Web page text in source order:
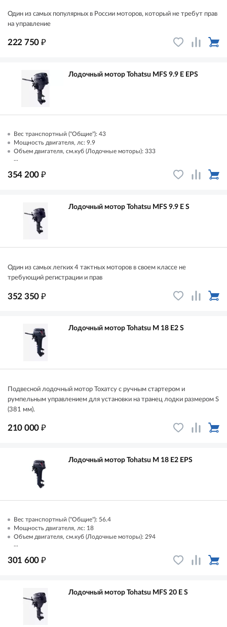
Один из самых популярных в России моторов, который не требут прав
на управление
222 750 ₽
Лодочный мотор Tohatsu MFS 9.9 E EPS
Вес транспортный ("Общие"): 43
Мощность двигателя, лс: 9.9
Объем двигателя, см.куб (Лодочные моторы): 333
...
354 200 ₽
Лодочный мотор Tohatsu MFS 9.9 E S
Один из самых легких 4 тактных моторов в своем классе не
требующий регистрации и прав
352 350 ₽
Лодочный мотор Tohatsu M 18 E2 S
Подвесной лодочный мотор Тохатсу с ручным стартером и
румпельным управлением для установки на транец лодки размером S
(381 мм).
210 000 ₽
Лодочный мотор Tohatsu M 18 E2 EPS
Вес транспортный ("Общие"): 56.4
Мощность двигателя, лс: 18
Объем двигателя, см.куб (Лодочные моторы): 294
...
301 600 ₽
Лодочный мотор Tohatsu MFS 20 E S